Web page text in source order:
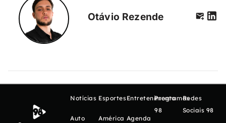
Otávio Rezende
Notícias
Auto
Esportes
América
Entretenimento
Agenda
Programas
98
Redes
Sociais 98